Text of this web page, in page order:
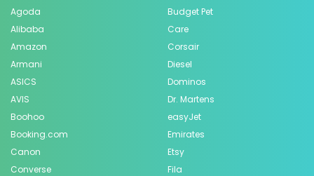
Agoda
Alibaba
Amazon
Armani
ASICS
AVIS
Boohoo
Booking.com
Canon
Converse
Budget Pet
Care
Corsair
Diesel
Dominos
Dr. Martens
easyJet
Emirates
Etsy
Fila